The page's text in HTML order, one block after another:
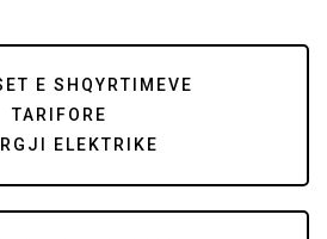
E SHQYRTIMEVE
TARIFORE
ELEKTRIKE